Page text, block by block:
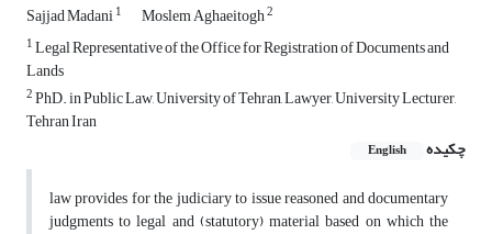
Sajjad Madani1 Moslem Aghaeitogh2
1Legal Representative of the Office for Registration of Documents and
Lands
2PhD. in Public Law, University of Tehran, Lawyer, University Lecturer,
Tehran Iran
چکیده
English
law provides for the judiciary to issue reasoned and documentary
judgments to legal and (statutory) material based on which the